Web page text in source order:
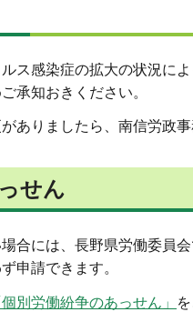
ス感染症の拡大の状況に
承知おきください。
ありましたら、南信労政
せん
合には、長野県労働委員
申請できます。
個別労働紛争のあっせん」